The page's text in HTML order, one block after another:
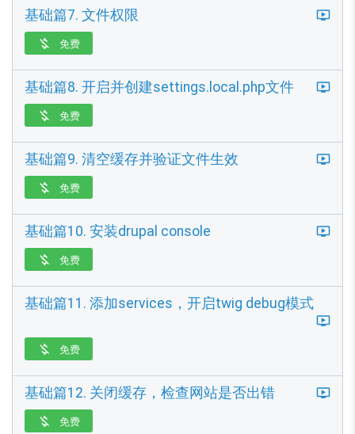
基础篇7. 文件权限
 免费
基础篇8. 开启并创建settings.local.php文件
 免费
基础篇9. 清空缓存并验证文件生效
 免费
基础篇10. 安装drupal console
 免费
基础篇11. 添加services，开启twig debug模式
 免费
基础篇12. 关闭缓存，检查网站是否出错
 免费